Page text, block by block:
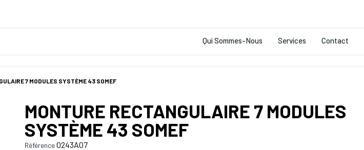
Qui Sommes-Nous Services Contact
7 MODULES SYSTÈME 43 SOMEF
MONTURE RECTANGULAIRE 7 MODULES
SYSTÈME 43 SOMEF
Référence0243A07